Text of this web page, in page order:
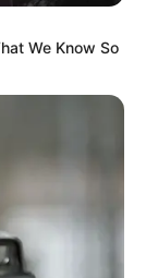
τις
We Know So